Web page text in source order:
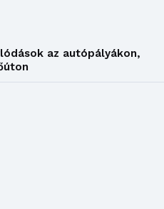
az autópályákon,